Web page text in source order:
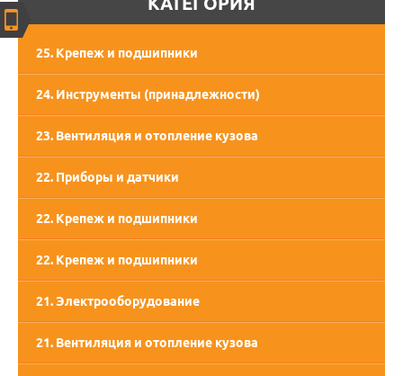
25. Крепеж и подшипники
24. Инструменты (принадлежности)
23. Вентиляция и отопление кузова
22. Приборы и датчики
22. Крепеж и подшипники
22. Крепеж и подшипники
21. Электрооборудование
21. Вентиляция и отопление кузова